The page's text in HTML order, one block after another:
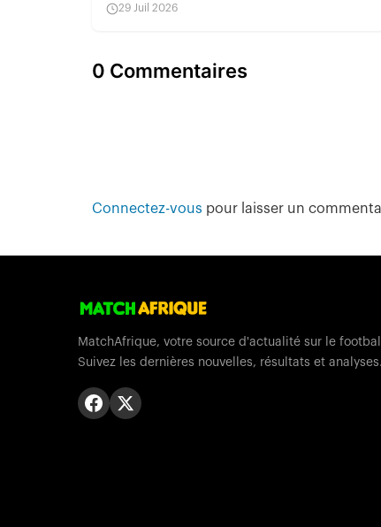
29 Juil 2026
0 Commentaires
Connectez-vous pour laisser un
MatchAfrique, votre source d'actualité sur le
Suivez les dernières nouvelles, résultats et analyses.